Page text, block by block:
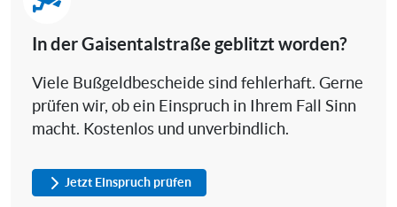
In der Gaisentalstraße geblitzt worden?
Viele Bußgeldbescheide sind fehlerhaft. Gerne
prüfen wir, ob ein Einspruch in Ihrem Fall Sinn
macht. Kostenlos und unverbindlich.
Jetzt Einspruch prüfen